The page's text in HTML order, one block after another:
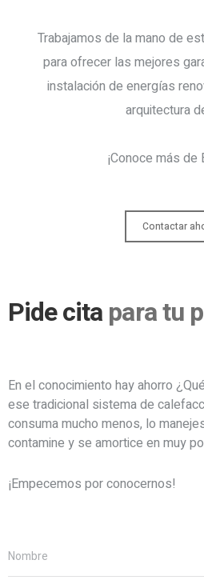
Trabajamos de la mano de
para ofrecer las mejores
instalación de energías
arquitectura
¡Conoce más de
Contactar
Pide citapara tu
En el conocimiento hay ahorro
ese tradicional sistema de
consuma mucho menos, lo
contamine y se amortice en muy
¡Empecemos por conocernos!
Nombre